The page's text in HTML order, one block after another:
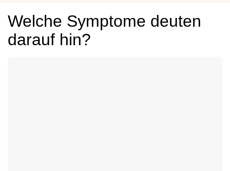
Welche Symptome deuten
darauf hin?